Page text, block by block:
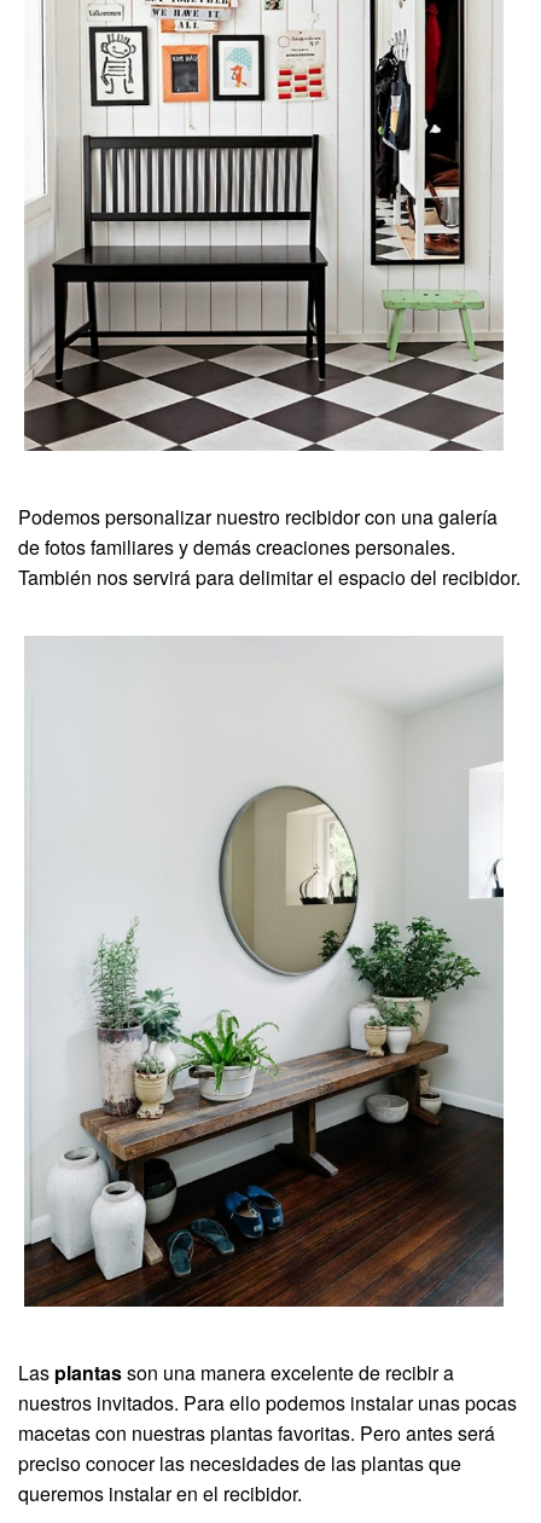
Podemos personalizar nuestro recibidor con una galería
de fotos familiares y demás creaciones personales.
También nos servirá para delimitar el espacio del recibidor.
Las plantasson una manera excelente de recibir a
nuestros invitados. Para ello podemos instalar unas pocas
macetas con nuestras plantas favoritas. Pero antes será
preciso conocer las necesidades de las plantas que
queremos instalar en el recibidor.